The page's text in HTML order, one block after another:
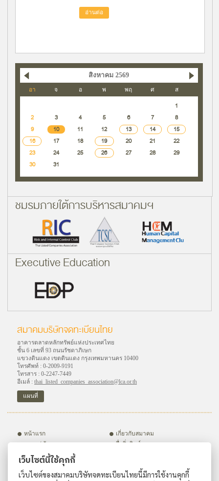
อ่านต่อ
สิงหาคม 2569
อา จ อ พ พฤ ศ ส
1
2
3 4 5 6 7
8
9
10 11 12 13 14
15
16
17 18 19 20 21
22
23
24 25 26 27 28
29
30
31
ชมรมภายใต้การบริหารสมาคมฯ
Executive Education
สมาคมบริษัทจดทะเบียนไทย
อาคารตลาดหลักทรัพย์แห่งประเทศไทย
ชั้น 6 เลขที่ 93 ถนนรัชดาภิเษก
แขวงดินแดง เขตดินแดง กรุงเทพมหานคร 10400
โทรศัพท์ : 0-2009-9191
โทรสาร : 0-2247-7449
อีเมล์ : thai_listed_companies_association@lca.or.th
แผนที่
หน้าแรก
อบรม / สัมมนา
กิจกรรม
บริษัทสมาชิก
ติดต่อเรา
เกี่ยวกับสมาคม
สื่อสิ่งพิมพ์
เว็บไซต์นี้ใช้คุกกี้
เว็บไซต์ของสมาคมบริษัทจดทะเบียนไทยนี้มีการใช้งานคุกกี้